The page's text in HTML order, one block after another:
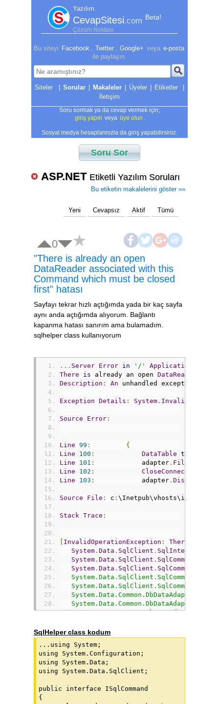
Yazılım.
CevapSitesi.com Beta!
Çözüm Noktası
Bu siteyi Facebook Twitter Google+ veya e-posta
ile paylaşın.
| Sorular | Makaleler | Üyeler | Etiketler
|
İletişim
Soru sormak ya da cevap vermek için;
giriş yapın veya üye olun
Sosyal medya hesaplarınızla da giriş yapabilirsiniz.
Soru Sor
ASP.NET Etiketli Yazılım Soruları
Bu etiketin makalelerini göster »»
Yeni Cevapsız Aktif Tümü
0
"There is already an open
DataReader associated with this
Command which must be closed
first" hatası
Sayfayı tekrar hızlı açtığımda yada bir kaç sayfa
aynı anda açtığımda alıyorum. Bağlantı
kapanma hatası sanırım ama bulamadım.
sqlhelper class kullanıyorum
... Server Error in '/' Application
There
is already an open DataReader
Description : An unhandled exception
Exception Details : System .
Source Error :
Line 99 :
{
Line
100 : DataTable table
Line
101 :
            adapter
. Fill
Line
102 : CloseConnection
Line
103 :
            adapter
. Dispose
Source File : c :
Stack Trace :
[ InvalidOperationException : There
System . Data . SqlClient .
System . Data . SqlClient . SqlCommand
System . Data . SqlClient . SqlCommand
SqlHelper.ToValue(Int32 rowIndex,
Kategorisi.Page_Load(Object sender,
System.Web.UI.Control.LoadRecursive()
SqlHelper class kodum
...using System;
using System.Configuration;
using System.Data;
using System.Data.SqlClient;
public interface ISqlCommand
{